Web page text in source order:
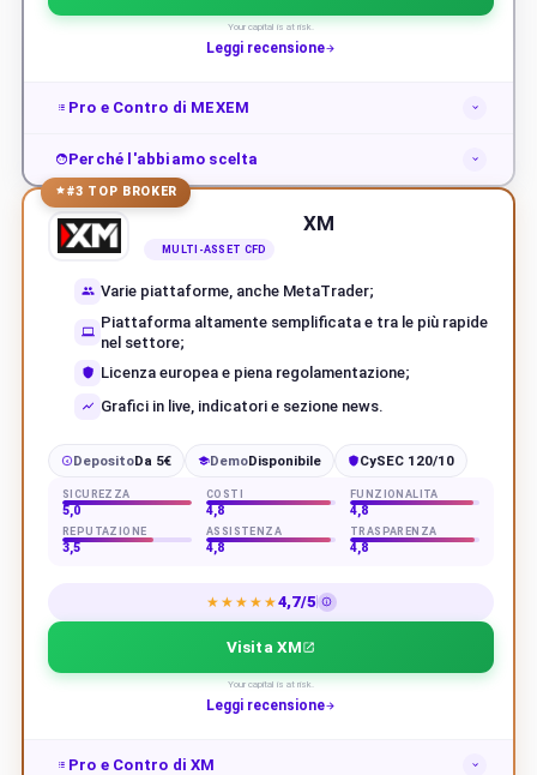
Your capital is at risk.
Leggi recensione
Pro e Contro di MEXEM
Perché l'abbiamo scelta
#3 TOP BROKER
XM
MULTI-ASSET CFD
Varie piattaforme, anche MetaTrader;
Piattaforma altamente semplificata e tra le più rapide
nel settore;
Licenza europea e piena regolamentazione;
Grafici in live, indicatori e sezione news.
€ DepositoDa 5€ DemoDisponibile CySEC 120/10
SICUREZZA
5,0
COSTI
4,8
FUNZIONALITÀ
4,8
REPUTAZIONE
3,5
ASSISTENZA
4,8
TRASPARENZA
4,8
★★★★★4,7/5
Visita XM
Your capital is at risk.
Leggi recensione
Pro e Contro di XM